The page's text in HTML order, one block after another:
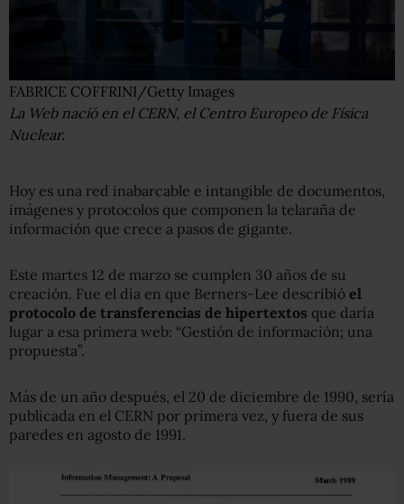
FABRICE COFFRINI/Getty Images
La Web nació en el CERN, el Centro Europeo de Física
Nuclear.
Hoy es una red inabarcable e intangible de documentos,
imágenes y protocolos que componen la telaraña de
información que crece a pasos de gigante.
Este martes 12 de marzo se cumplen 30 años de su
creación. Fue el día en que Berners-Lee describió el
protocolo de transferencias de hipertextos que daría
lugar a esa primera web: “Gestión de información; una
propuesta”.
Más de un año después, el 20 de diciembre de 1990, sería
publicada en el CERN por primera vez, y fuera de sus
paredes en agosto de 1991.